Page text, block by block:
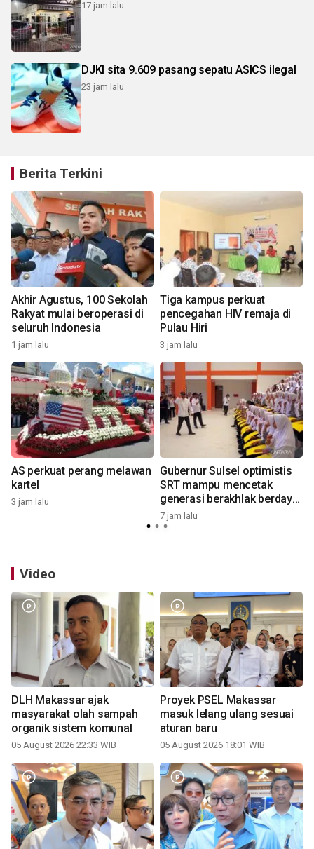
17 jam lalu
DJKI sita 9.609 pasang sepatu ASICS ilegal
23 jam lalu
Berita Terkini
Akhir Agustus, 100 Sekolah
Rakyat mulai beroperasi di
seluruh Indonesia
1 jam lalu
Tiga kampus perkuat
pencegahan HIV remaja di
Pulau Hiri
3 jam lalu
AS perkuat perang melawan
kartel
3 jam lalu
Gubernur Sulsel optimistis
SRT mampu mencetak
generasi berakhlak berdaya
saing
7 jam lalu
Video
DLH Makassar ajak
masyarakat olah sampah
organik sistem komunal
05 August 2026 22:33 WIB
Proyek PSEL Makassar
masuk lelang ulang sesuai
aturan baru
05 August 2026 18:01 WIB